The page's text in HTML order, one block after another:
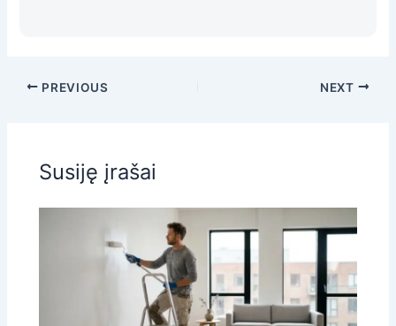
PREVIOUS NEXT
Susiję įrašai